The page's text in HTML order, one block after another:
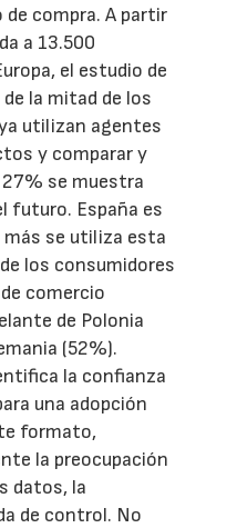
compra. A partir
a 13.500
el estudio de
la mitad de los
utilizan agentes
y comparar y
se muestra
futuro. España es
más se utiliza esta
los consumidores
comercio
de Polonia
(52%).
la confianza
una adopción
formato,
la preocupación
datos, la
de control. No